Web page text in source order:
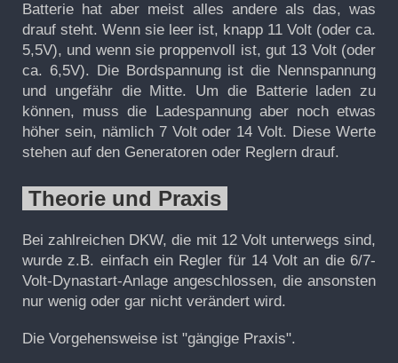
Batterie hat aber meist alles andere als das, was
drauf steht. Wenn sie leer ist, knapp 11 Volt (oder ca.
5,5V), und wenn sie proppenvoll ist, gut 13 Volt (oder
ca. 6,5V). Die Bordspannung ist die Nennspannung
und ungefähr die Mitte. Um die Batterie laden zu
können, muss die Ladespannung aber noch etwas
höher sein, nämlich 7 Volt oder 14 Volt. Diese Werte
stehen auf den Generatoren oder Reglern drauf.
Theorie und Praxis
Bei zahlreichen DKW, die mit 12 Volt unterwegs sind,
wurde z.B. einfach ein Regler für 14 Volt an die 6/7-
Volt-Dynastart-Anlage angeschlossen, die ansonsten
nur wenig oder gar nicht verändert wird.
Die Vorgehensweise ist "gängige Praxis".